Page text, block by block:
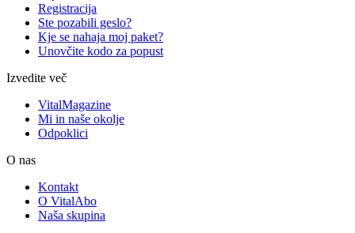
Registracija
Ste pozabili geslo?
Kje se nahaja moj paket?
Unovčite kodo za popust
Izvedite več
VitalMagazine
Mi in naše okolje
Odpoklici
O nas
Kontakt
O VitalAbo
Naša skupina